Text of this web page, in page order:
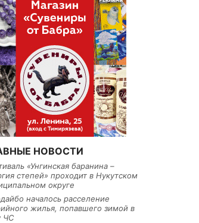
НОВОСТИ
«Унгинская баранина –
степей» проходит в Нукутском
округе
началось расселение
жилья, попавшего зимой в
ЧС